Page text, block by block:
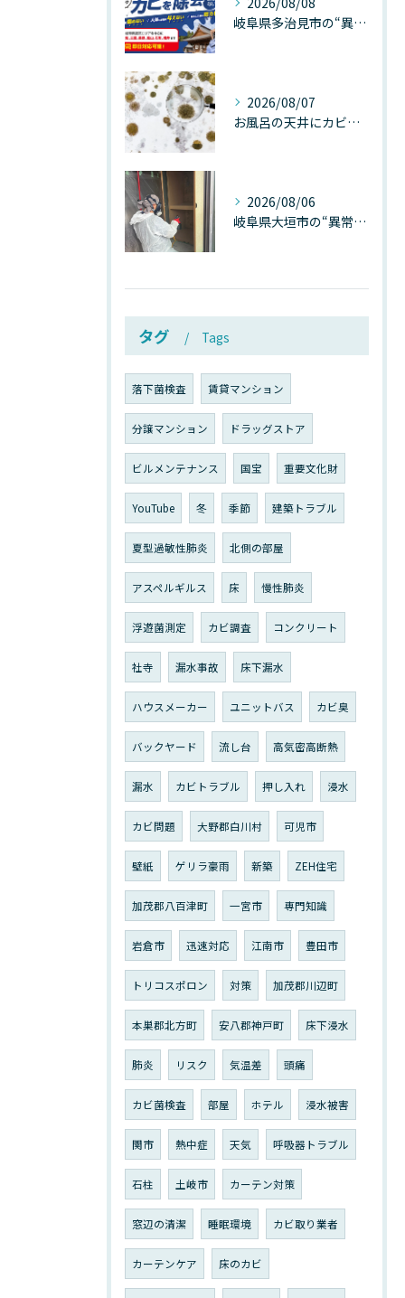
岐阜県多治見市の“異常な高温”が建物内部を破壊する──深層カビが急増する危険な温度差の正体
2026/08/07
お風呂の天井にカビが生えたら要注意！2026年8月の猛暑・高湿度で急増する浴室カビの原因と正しい対策
2026/08/06
岐阜県大垣市の“異常に高い気温”が建物内部を腐らせる──深層カビが爆発的に増える本当の理由
タグ Tags
落下菌検査 賃貸マンション
分譲マンション ドラッグストア
ビルメンテナンス 国宝 重要文化財
YouTube 冬 季節 建築トラブル
夏型過敏性肺炎 北側の部屋
アスペルギルス 床 慢性肺炎
浮遊菌測定 カビ調査 コンクリート
社寺 漏水事故 床下漏水
ハウスメーカー ユニットバス カビ臭
バックヤード 流し台 高気密高断熱
漏水 カビトラブル 押し入れ 浸水
カビ問題 大野郡白川村 可児市
壁紙 ゲリラ豪雨 新築 ZEH住宅
加茂郡八百津町 一宮市 専門知識
岩倉市 迅速対応 江南市 豊田市
トリコスポロン 対策 加茂郡川辺町
本巣郡北方町 安八郡神戸町 床下浸水
肺炎 リスク 気温差 頭痛
カビ菌検査 部屋 ホテル 浸水被害
関市 熱中症 天気 呼吸器トラブル
石柱 土岐市 カーテン対策
窓辺の清潔 睡眠環境 カビ取り業者
カーテンケア 床のカビ